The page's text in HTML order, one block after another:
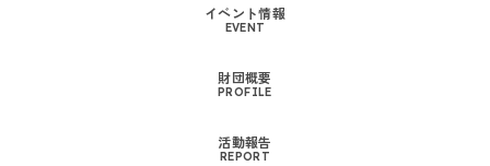
イベント情報
EVENT
財団概要
PROFILE
活動報告
REPORT